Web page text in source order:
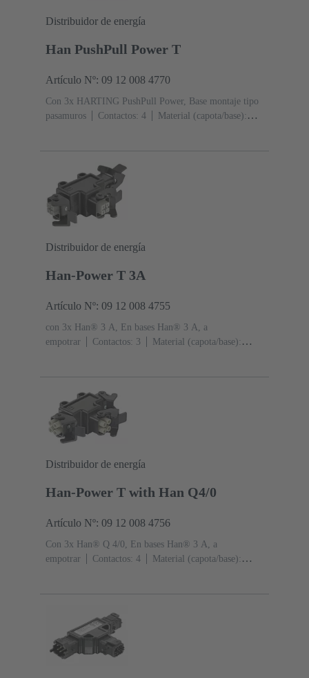
Distribuidor de energía
Han PushPull Power T
Artículo Nº: 09 12 008 4770
Con 3x HARTING PushPull Power, Base montaje tipo
pasamuros
Contactos: 4
Material (capota/base):
Distribuidor de energía
Han-Power T 3A
Artículo Nº: 09 12 008 4755
con 3x Han® 3 A, En bases Han® 3 A, a
empotrar
Contactos: 3
Material (capota/base):
Distribuidor de energía
Han-Power T with Han Q4/0
Artículo Nº: 09 12 008 4756
Con 3x Han® Q 4/0, En bases Han® 3 A, a
empotrar
Contactos: 4
Material (capota/base):